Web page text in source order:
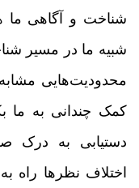
شناخت و آگاهی ما
شبیه ما در مسیر
محدودیت‌هایی مشابه
کمک چندانی به ما
دستیابی به درک
اختلاف نظرها راه